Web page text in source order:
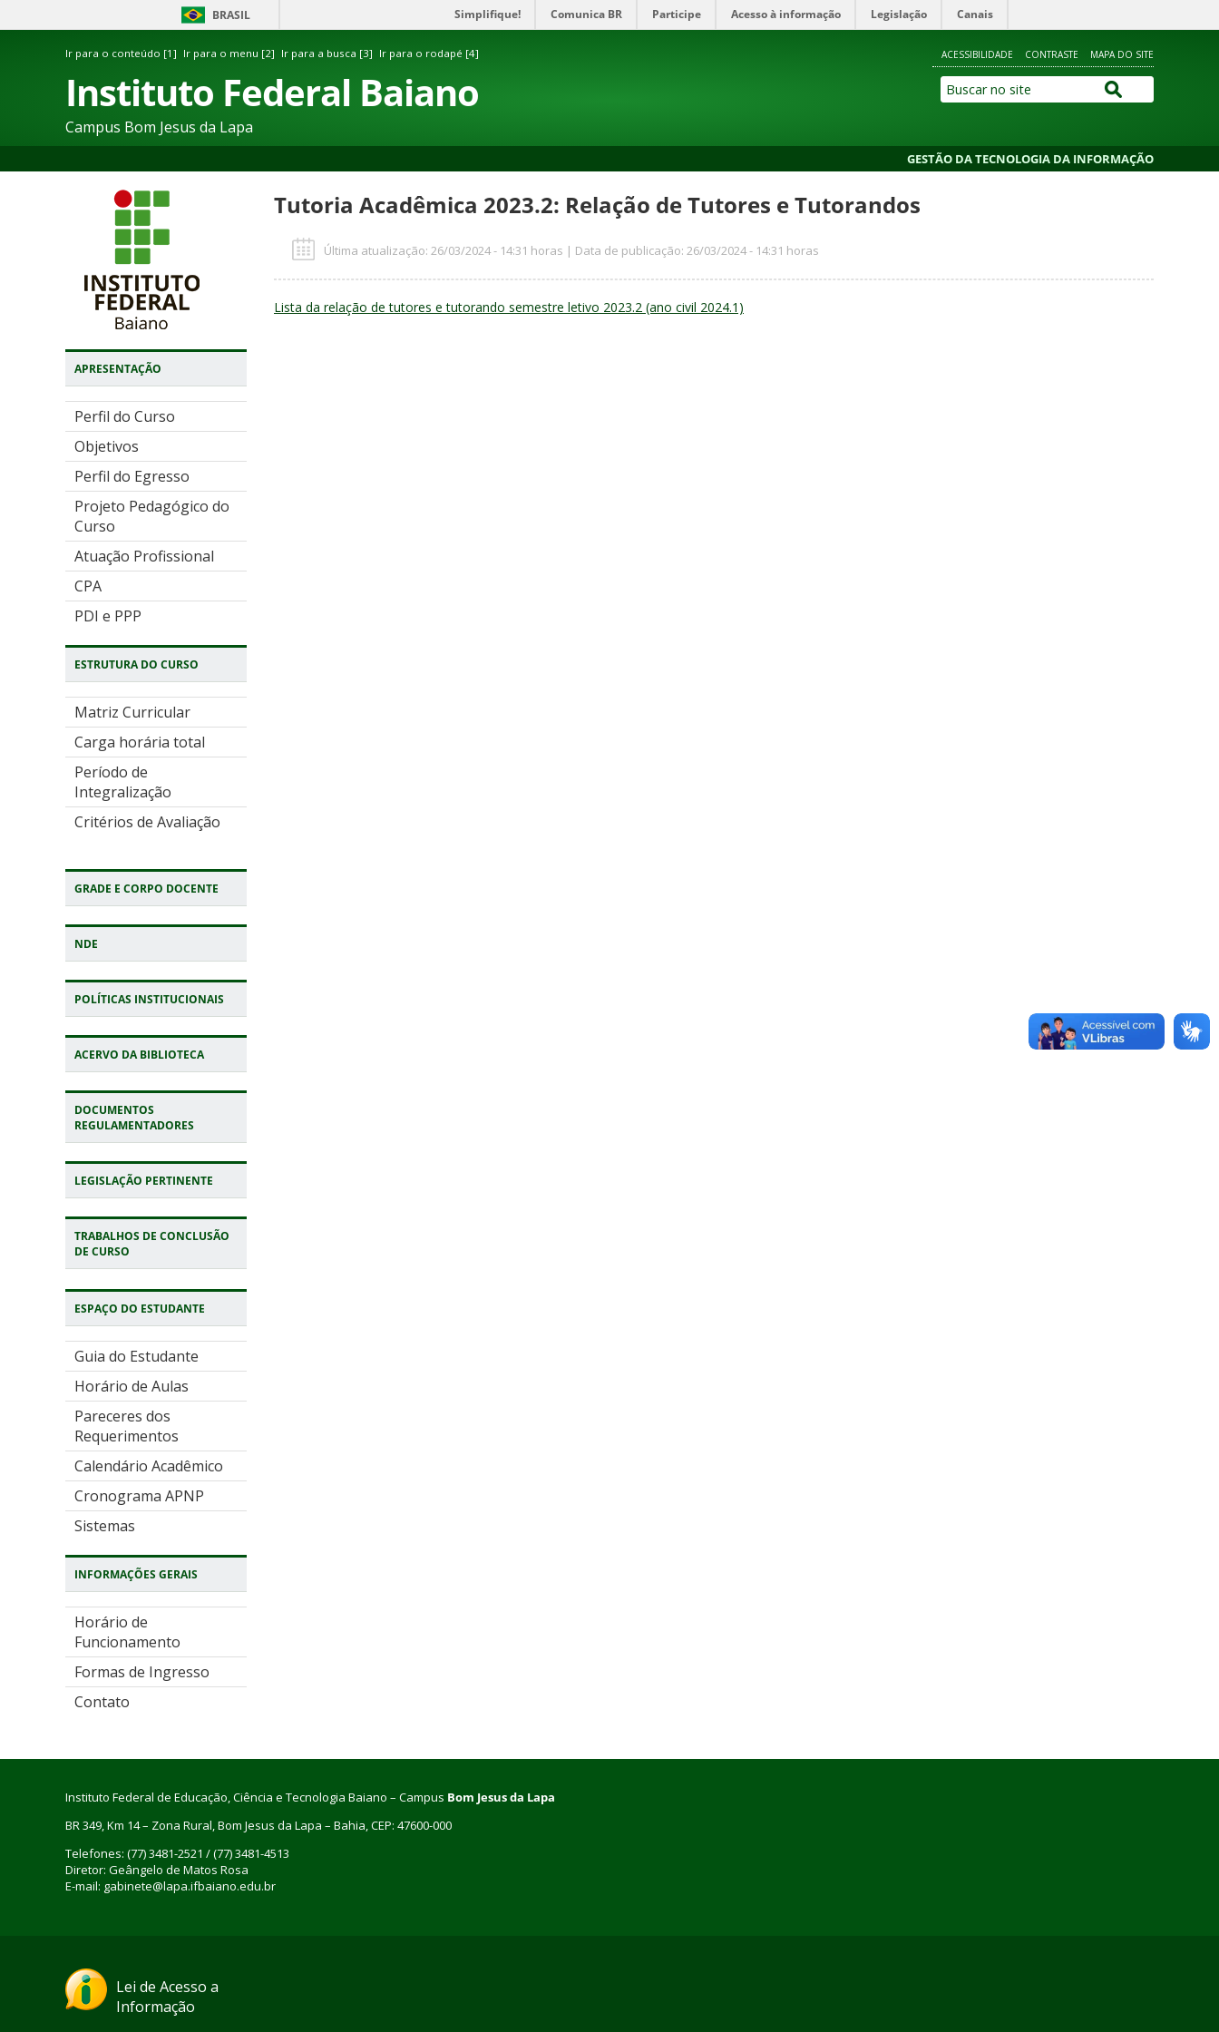
BRASIL Simplifique! Comunica BR Participe Acesso à informação Legislação Canais
Ir para o conteúdo [1] Ir para o menu [2] Ir para a busca [3] Ir para o rodapé [4] ACESSIBILIDADE CONTRASTE MAPA DO SITE
Instituto Federal Baiano
Campus Bom Jesus da Lapa
GESTÃO DA TECNOLOGIA DA INFORMAÇÃO
APRESENTAÇÃO
Perfil do Curso
Objetivos
Perfil do Egresso
Projeto Pedagógico do
Curso
Atuação Profissional
CPA
PDI e PPP
ESTRUTURA DO CURSO
Matriz Curricular
Carga horária total
Período de
Integralização
Critérios de Avaliação
GRADE E CORPO DOCENTE
NDE
POLÍTICAS INSTITUCIONAIS
ACERVO DA BIBLIOTECA
DOCUMENTOS
REGULAMENTADORES
LEGISLAÇÃO PERTINENTE
TRABALHOS DE CONCLUSÃO
DE CURSO
ESPAÇO DO ESTUDANTE
Guia do Estudante
Horário de Aulas
Pareceres dos
Requerimentos
Calendário Acadêmico
Cronograma APNP
Sistemas
INFORMAÇÕES GERAIS
Horário de
Funcionamento
Formas de Ingresso
Contato
Tutoria Acadêmica 2023.2: Relação de Tutores e Tutorandos
Última atualização: 26/03/2024 - 14:31 horas | Data de publicação: 26/03/2024 - 14:31 horas
Lista da relação de tutores e tutorando semestre letivo 2023.2 (ano civil 2024.1)
Instituto Federal de Educação, Ciência e Tecnologia Baiano – Campus Bom Jesus da Lapa
BR 349, Km 14 – Zona Rural, Bom Jesus da Lapa – Bahia, CEP: 47600-000
Telefones: (77) 3481-2521 / (77) 3481-4513
Diretor: Geângelo de Matos Rosa
E-mail: gabinete@lapa.ifbaiano.edu.br
Lei de Acesso a
Informação